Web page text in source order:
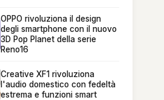
OPPO rivoluziona il design
degli smartphone con il nuovo
3D Pop Planet della serie
Reno16
Creative XF1 rivoluziona
l'audio domestico con fedeltà
estrema e funzioni smart